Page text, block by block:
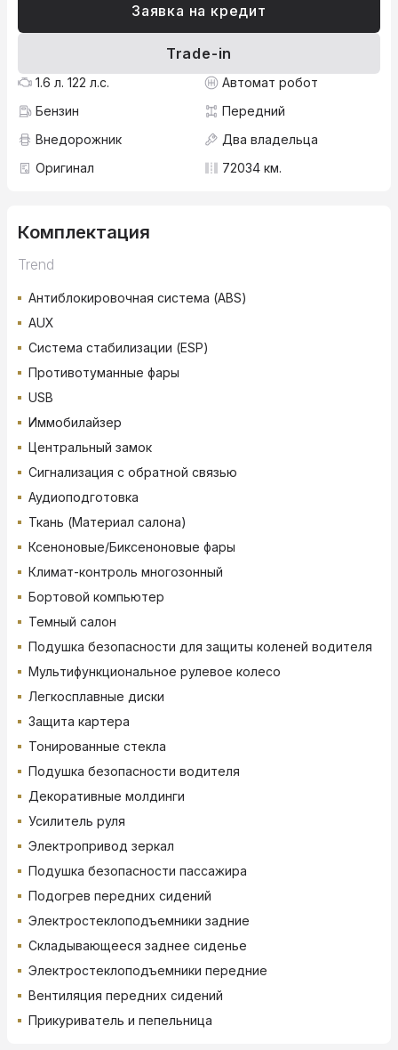
Заявка на кредит
Trade-in
1.6 л. 122 л.с.
Автомат робот
Бензин
Передний
Внедорожник
Два владельца
Оригинал
72034 км.
Комплектация
Trend
Антиблокировочная система (ABS)
AUX
Система стабилизации (ESP)
Противотуманные фары
USB
Иммобилайзер
Центральный замок
Сигнализация с обратной связью
Аудиоподготовка
Ткань (Материал салона)
Ксеноновые/Биксеноновые фары
Климат-контроль многозонный
Бортовой компьютер
Темный салон
Подушка безопасности для защиты коленей водителя
Мультифункциональное рулевое колесо
Легкосплавные диски
Защита картера
Тонированные стекла
Подушка безопасности водителя
Декоративные молдинги
Усилитель руля
Электропривод зеркал
Подушка безопасности пассажира
Подогрев передних сидений
Электростеклоподъемники задние
Складывающееся заднее сиденье
Электростеклоподъемники передние
Вентиляция передних сидений
Прикуриватель и пепельница